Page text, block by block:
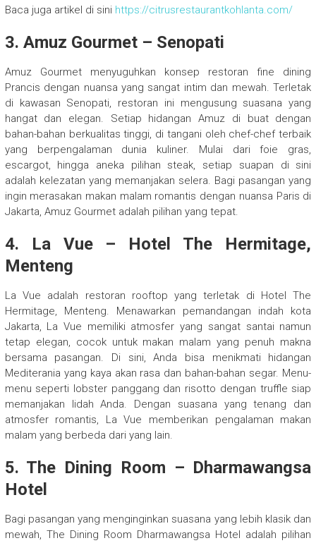
Baca juga artikel di sini https://citrusrestaurantkohlanta.com/
3. Amuz Gourmet – Senopati
Amuz Gourmet menyuguhkan konsep restoran fine dining
Prancis dengan nuansa yang sangat intim dan mewah. Terletak
di kawasan Senopati, restoran ini mengusung suasana yang
hangat dan elegan. Setiap hidangan Amuz di buat dengan
bahan-bahan berkualitas tinggi, di tangani oleh chef-chef terbaik
yang berpengalaman dunia kuliner. Mulai dari foie gras,
escargot, hingga aneka pilihan steak, setiap suapan di sini
adalah kelezatan yang memanjakan selera. Bagi pasangan yang
ingin merasakan makan malam romantis dengan nuansa Paris di
Jakarta, Amuz Gourmet adalah pilihan yang tepat.
4. La Vue – Hotel The Hermitage,
Menteng
La Vue adalah restoran rooftop yang terletak di Hotel The
Hermitage, Menteng. Menawarkan pemandangan indah kota
Jakarta, La Vue memiliki atmosfer yang sangat santai namun
tetap elegan, cocok untuk makan malam yang penuh makna
bersama pasangan. Di sini, Anda bisa menikmati hidangan
Mediterania yang kaya akan rasa dan bahan-bahan segar. Menu-
menu seperti lobster panggang dan risotto dengan truffle siap
memanjakan lidah Anda. Dengan suasana yang tenang dan
atmosfer romantis, La Vue memberikan pengalaman makan
malam yang berbeda dari yang lain.
5. The Dining Room – Dharmawangsa
Hotel
Bagi pasangan yang menginginkan suasana yang lebih klasik dan
mewah, The Dining Room Dharmawangsa Hotel adalah pilihan